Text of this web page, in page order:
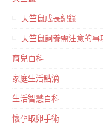
天竺鼠成長紀錄
天竺鼠飼養需注意的事
育兒百科
家庭生活點滴
生活智慧百科
懷孕取卵手術